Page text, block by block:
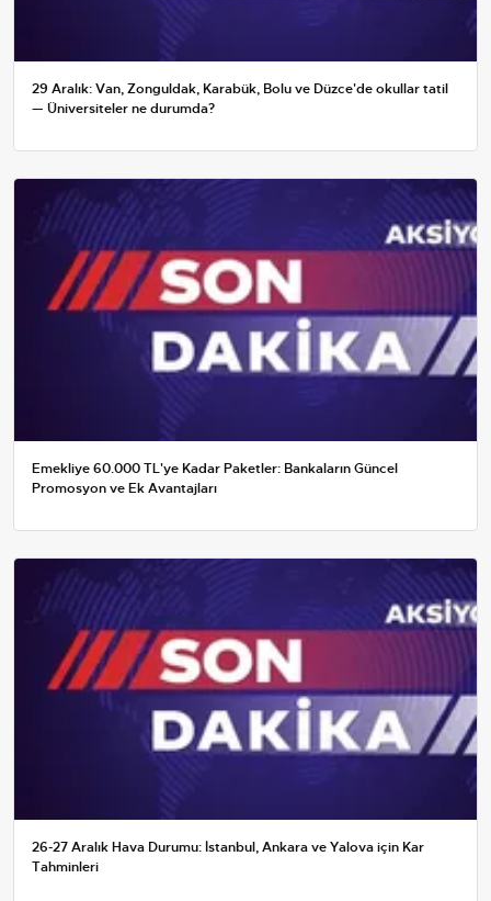
29 Aralık: Van, Zonguldak, Karabük, Bolu ve Düzce'de okullar tatil
— Üniversiteler ne durumda?
Emekliye 60.000 TL'ye Kadar Paketler: Bankaların Güncel
Promosyon ve Ek Avantajları
26-27 Aralık Hava Durumu: İstanbul, Ankara ve Yalova için Kar
Tahminleri